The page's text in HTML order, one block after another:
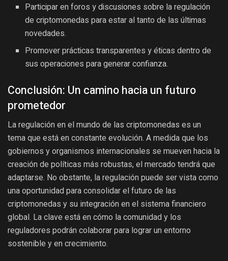
Participar en foros y discusiones sobre la regulación
de criptomonedas para estar al tanto de las últimas
novedades.
Promover prácticas transparentes y éticas dentro de
sus operaciones para generar confianza.
Conclusión: Un camino hacia un futuro
prometedor
La regulación en el mundo de las criptomonedas es un
tema que está en constante evolución. A medida que los
gobiernos y organismos internacionales se mueven hacia la
creación de políticas más robustas, el mercado tendrá que
adaptarse. No obstante, la regulación puede ser vista como
una oportunidad para consolidar el futuro de las
criptomonedas y su integración en el sistema financiero
global. La clave está en cómo la comunidad y los
reguladores podrán colaborar para lograr un entorno
sostenible y en crecimiento.